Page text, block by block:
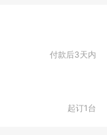
付款后3天内
起订1台